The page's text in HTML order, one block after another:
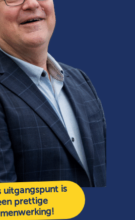
uitgangspunt is
prettige